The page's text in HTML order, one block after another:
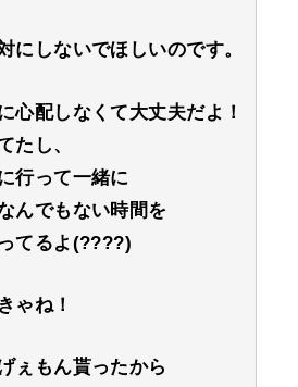
にしないでほしいのです。
心配しなくて大丈夫だよ！
たし、
行って一緒に
んでもない時間を
てるよ(????)
ゃね！
ぇもん貰ったから